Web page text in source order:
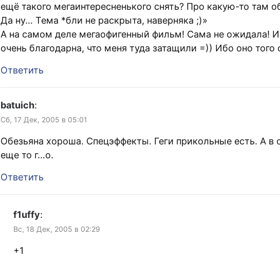
ещё такого мегаинтересненького снять? Про какую-то там
Да ну… Тема *бли не раскрыта, наверняка ;)»
А на самом деле мегаофигенный фильм! Сама не ожидала! И
очень благодарна, что меня туда затащили =)) Ибо оно того
Ответить
batuich:
Сб, 17 Дек, 2005 в 05:01
Обезьяна хороша. Спецэффекты. Геги прикольные есть. А в
еще то г…о.
Ответить
f1uffy:
Вс, 18 Дек, 2005 в 02:29
+1